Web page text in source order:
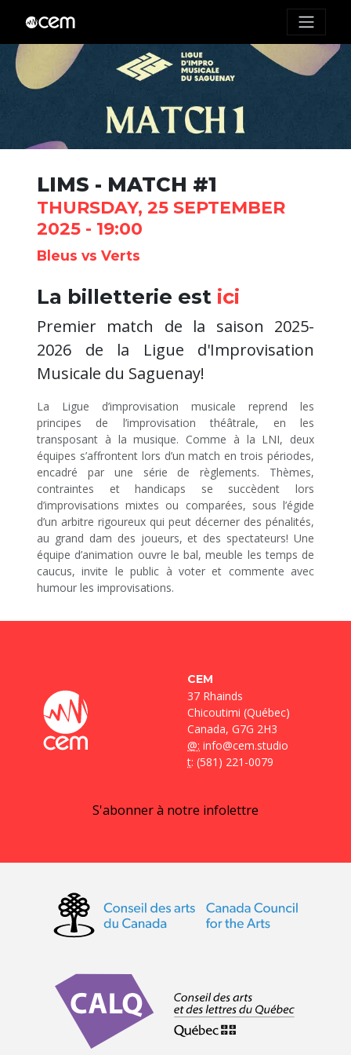
LIMS - MATCH #1
THURSDAY, 25 SEPTEMBER
2025 - 19:00
Bleus vs Verts
La billetterie est ici
Premier match de la saison 2025-
2026 de la Ligue d'Improvisation
Musicale du Saguenay!
La Ligue d’improvisation musicale reprend les
principes de l’improvisation théâtrale, en les
transposant à la musique. Comme à la LNI, deux
équipes s’affrontent lors d’un match en trois périodes,
encadré par une série de règlements. Thèmes,
contraintes et handicaps se succèdent lors
d’improvisations mixtes ou comparées, sous l’égide
d’un arbitre rigoureux qui peut décerner des pénalités,
au grand dam des joueurs, et des spectateurs! Une
équipe d’animation ouvre le bal, meuble les temps de
caucus, invite le public à voter et commente avec
humour les improvisations.
CEM
37 Rhainds
Chicoutimi (Québec)
Canada, G7G 2H3
@: info@cem.studio
t: (581) 221-0079
S'abonner à notre infolettre